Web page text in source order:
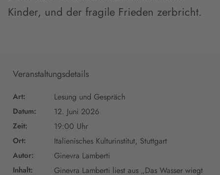
Kinder, und der fragile Frieden zerbricht.
Veranstaltungsdetails
Art: Lesung und Gespräch
Datum: 12. Juni 2026
Zeit: 19:00 Uhr
Ort: Italienisches Kulturinstitut, Stuttgart
Autor: Ginevra Lamberti
Inhalt: Ginevra Lamberti liest aus „Das Wasser wiegt